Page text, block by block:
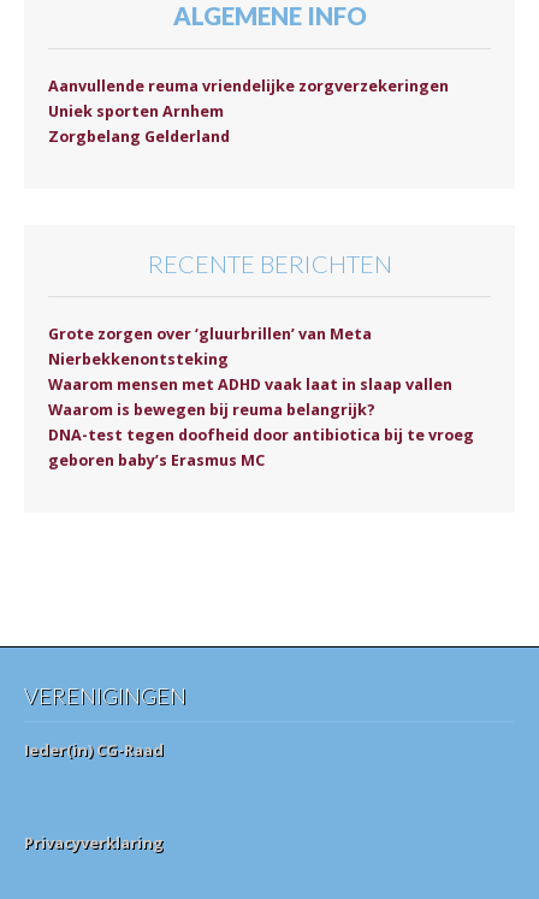
ALGEMENE INFO
Aanvullende reuma vriendelijke zorgverzekeringen
Uniek sporten Arnhem
Zorgbelang Gelderland
RECENTE BERICHTEN
Grote zorgen over ‘gluurbrillen’ van Meta
Nierbekkenontsteking
Waarom mensen met ADHD vaak laat in slaap vallen
Waarom is bewegen bij reuma belangrijk?
DNA-test tegen doofheid door antibiotica bij te vroeg
geboren baby’s Erasmus MC
VERENIGINGEN
Ieder(in) CG-Raad
Privacyverklaring